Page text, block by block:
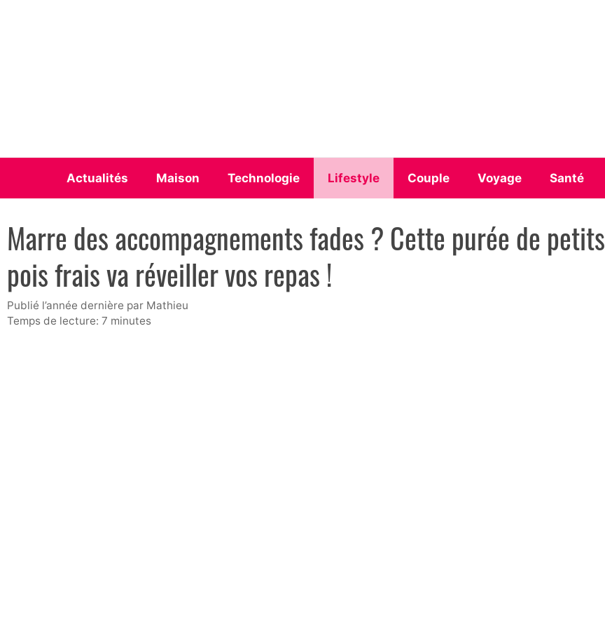
Actualités Maison Technologie Lifestyle Couple Voyage Santé
Marre des accompagnements fades ? Cette purée de petits
pois frais va réveiller vos repas !
publié l’année dernière par Mathieu
Temps de lecture: 7 minutes